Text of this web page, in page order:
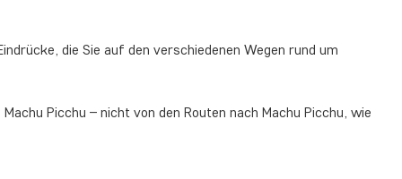
die Sie auf den verschiedenen Wegen rund um
Machu Picchu – nicht von den Routen nach Machu Picchu, wie